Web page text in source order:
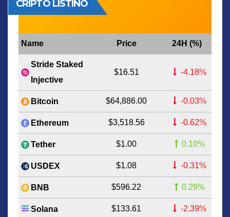
CRIPTO LISTINO
Name Price 24H (%)
Stride Staked
Injective
$16.51 -4.18%
Bitcoin $64,886.00 -0.03%
Ethereum $3,518.56 -0.62%
Tether $1.00 0.10%
USDEX $1.08 -0.31%
BNB $596.22 0.29%
Solana $133.61 -2.39%